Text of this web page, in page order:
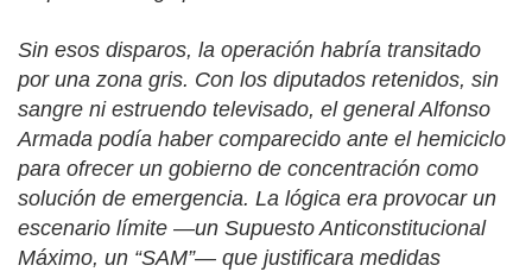
Sin esos disparos, la operación habría transitado
por una zona gris. Con los diputados retenidos, sin
sangre ni estruendo televisado, el general Alfonso
Armada podía haber comparecido ante el hemiciclo
para ofrecer un gobierno de concentración como
solución de emergencia. La lógica era provocar un
escenario límite —un Supuesto Anticonstitucional
Máximo, un “SAM”— que justificara medidas